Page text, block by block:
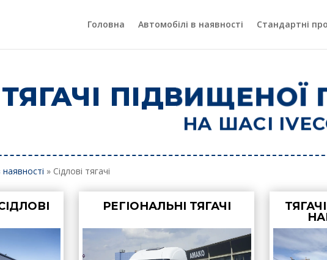
Головна Автомобілі в наявності Стандартні
ТЯГАЧІ ПІДВИЩЕНОЇ
НА ШАСІ
наявності » Сідлові тягачі
РЕГІОНАЛЬНІ ТЯГАЧІ